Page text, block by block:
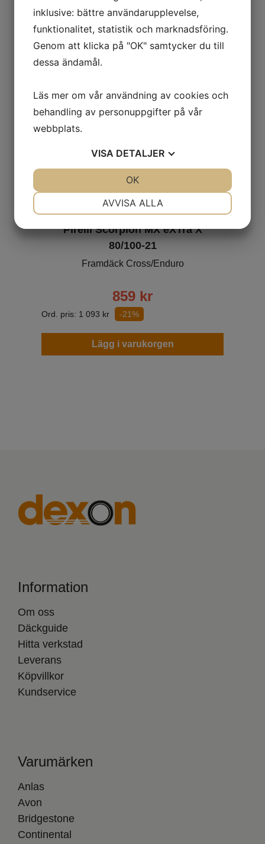
Ord. pris:1 403kr -24%
Lägg i varukorgen
Pirelli Scorpion MX eXTra X
80/100-21
Framdäck Cross/Enduro
859 kr
Ord. pris: 1 093 kr -21%
Lägg i varukorgen
Information
Om oss
Däckguide
Hitta verkstad
Leverans
Köpvillkor
Kundservice
Varumärken
Anlas
Avon
Bridgestone
Continental
inklusive: bättre användarupplevelse,
funktionalitet, statistik och marknadsföring.
Genom att klicka på "OK" samtycker du till
dessa ändamål.
Läs mer om vår användning av cookies och
behandling av personuppgifter på vår
webbplats.
VISA DETALJER
AVVISA ALLA
OK